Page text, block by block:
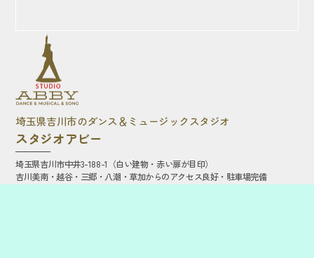
埼玉県吉川市のダンス＆ミュージックスタジオ
スタジオアビー
埼玉県吉川市中井3-188-1（白い建物・赤い扉が目印）
吉川美南・越谷・三郷・八潮・草加からのアクセス良好・駐車場完備